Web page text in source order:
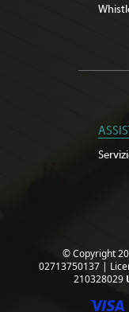
© Copyright
02713750137 |
210328029